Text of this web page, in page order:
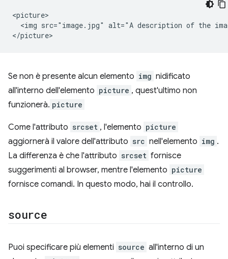
<picture>
<img src="image.jpg" alt="A description of the
Se non è presente alcun elemento img nidificato
all'interno dell'elemento picture , quest'ultimo non
funzionerà. picture
Come l'attributo srcset , l'elemento picture
aggiornerà il valore dell'attributo src nell'elemento img .
La differenza è che l'attributo srcset fornisce
suggerimenti al browser, mentre l'elemento picture
fornisce comandi. In questo modo, hai il controllo.
source
Puoi specificare più elementi source all'interno di un